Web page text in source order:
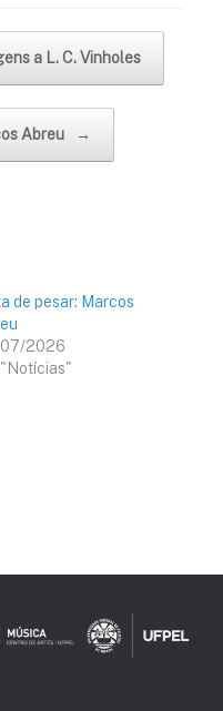
a L. C. Vinholes
Abreu →
de pesar: Marcos
2026
"Notícias"